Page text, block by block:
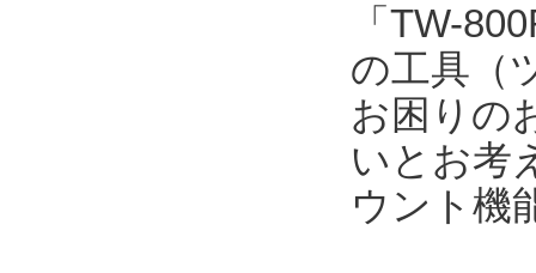
「TW-
の工具（
お困りの
いとお考
ウント機